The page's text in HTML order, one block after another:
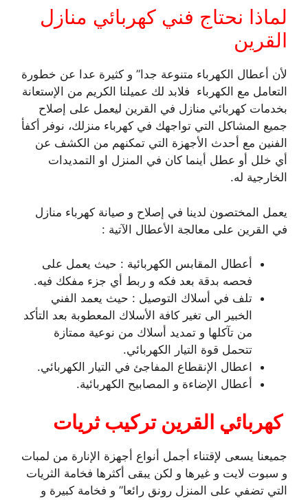
لماذا نحتاج فني كهربائي منازل
القرين
لأن أعطال الكهرباء متنوعة جدا” و كثيرة عدا عن خطورة
التعامل مع الكهرباء فلابد لك عميلنا الكريم من الإستعانة
بخدمات كهربائي منازل في القرين ليعمل على إصلاح
جميع المشاكل التي تواجهك في كهرباء منزلك، نوفر أكفأ
الفنين مع أحدث الأجهزة التي تمكنهم من الكشف عن
أي خلل أو عطل أينما كان في المنزل او التمديدات
الخارجية له.
يعمل المختصون لدينا في إصلاح و صيانة كهرباء منازل
في القرين على معالجة الأعطال الآتية :
أعطال المقابس الكهربائية : حيث يعمل على
فحصه بدقة بعد فكه و ربط أي جزء مفكك فيه.
تلف في أسلاك التوصيل : حيث يعمد الفني
الخبير الى تغير كافة الأسلاك المعطوبة بعد التأكد
من تآكلها و تمديد أسلاك من نوعية ممتازة
تتحمل قوة التيار الكهربائي.
اعطال الإنقطاع المفاجئ في التيار الكهربائي.
أعطال الإضاءة و المصابيح الكهربائية.
كهربائي القرين تركيب ثريات
جميعنا يسعى لإقتناء أجمل أنواع أجهزة الإنارة من لمبات
و سبوت لايت و غيرها و لكن يبقى أكثرها فخامة الثريات
التي تضفي على المنزل رونق رائعا” و فخامة كبيرة و